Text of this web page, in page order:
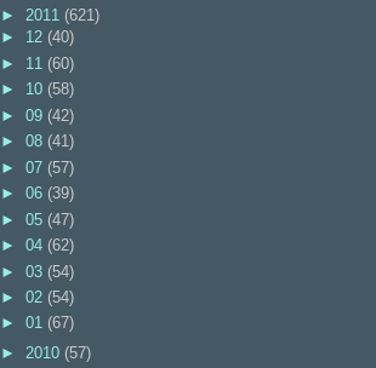
► 2011 (621)
► 12 (40)
► 11 (60)
► 10 (58)
► 09 (42)
► 08 (41)
► 07 (57)
► 06 (39)
► 05 (47)
► 04 (62)
► 03 (54)
► 02 (54)
► 01 (67)
► 2010 (57)